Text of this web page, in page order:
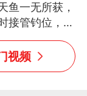
鱼一无所获，
接管钓位，用
上大鱼
视频